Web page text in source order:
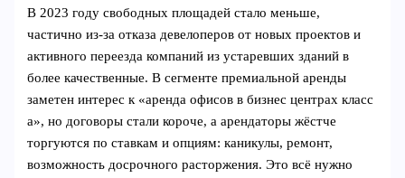
В 2023 году свободных площадей стало меньше,
частично из‑за отказа девелоперов от новых проектов и
активного переезда компаний из устаревших зданий в
более качественные. В сегменте премиальной аренды
заметен интерес к «аренда офисов в бизнес центрах класс
а», но договоры стали короче, а арендаторы жёстче
торгуются по ставкам и опциям: каникулы, ремонт,
возможность досрочного расторжения. Это всё нужно